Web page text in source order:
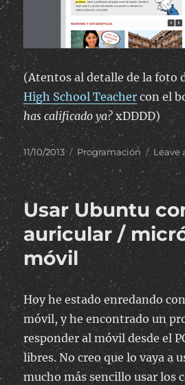
(Atentos al detalle de la foto
High School Teachercon el
has calificado ya?xDDDD)
Posted
on
11/10/2013 Categories
Programación Leave
Usar Ubuntu
auricular /
móvil
Hoy he estado enredando
móvil, y he encontrado un
responder al móvil desde el
libres. No creo que lo vaya a
mucho más sencillo usar los